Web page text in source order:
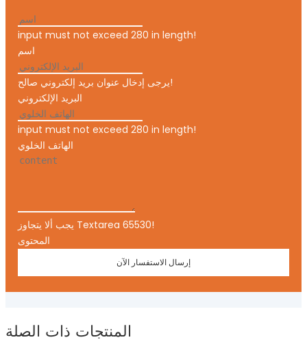
input must not exceed 280 in length!
اسم
يرجى إدخال عنوان بريد إلكتروني صالح!
البريد الإلكتروني
input must not exceed 280 in length!
الهاتف الخلوي
يجب ألا يتجاوز Textarea 65530!
المحتوى
إرسال الاستفسار الآن
المنتجات ذات الصلة